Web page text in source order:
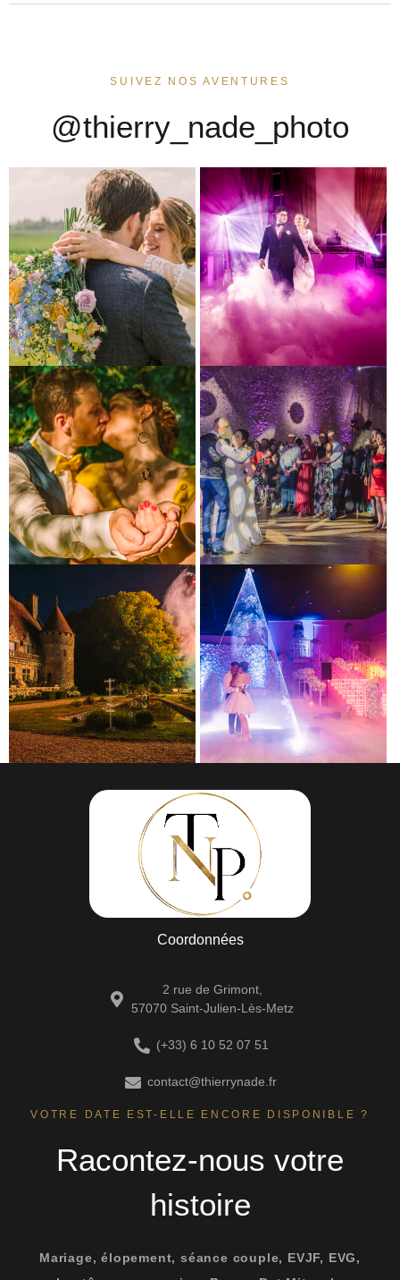
SUIVEZ NOS AVENTURES
@thierry_nade_photo
Coordonnées
2 rue de Grimont,
57070 Saint-Julien-Lès-Metz
(+33) 6 10 52 07 51
contact@thierrynade.fr
VOTRE DATE EST-ELLE ENCORE DISPONIBLE ?
Racontez-nous votre
histoire
Mariage, élopement, séance couple, EVJF, EVG,